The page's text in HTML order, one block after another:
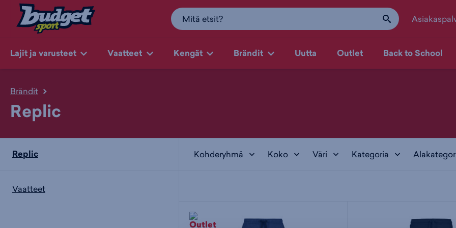
Lajit ja varusteet Vaatteet Kengät Brändit Uutta Outlet Back to School
Brändit
Replic
Replic
Vaatteet
Kohderyhmä Koko Väri Kategoria